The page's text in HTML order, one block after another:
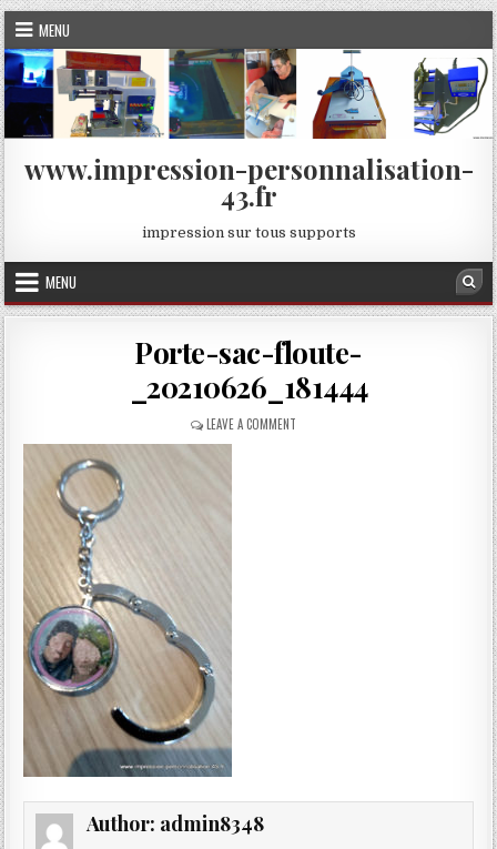
Skip
to
content
MENU
www.impression-personnalisation-
43.fr
impression sur tous supports
MENU
Porte-sac-floute-
_20210626_181444
LEAVE A COMMENTON
Author: admin8348